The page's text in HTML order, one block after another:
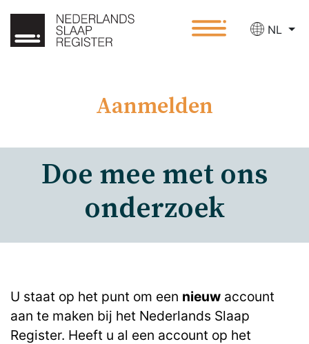
NL
Aanmelden
Doe mee met ons
onderzoek
U staat op het punt om een nieuw account
aan te maken bij het Nederlands Slaap
Register. Heeft u al een account op het